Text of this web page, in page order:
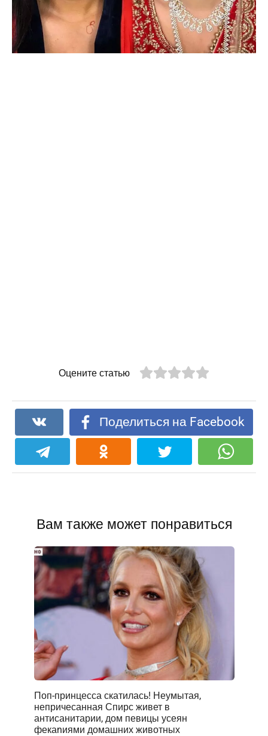
Оцените статью
Поделиться на Facebook
Вам также может понравиться
Поп-принцесса скатилась! Неумытая,
непричесанная Спирс живет в
антисанитарии, дом певицы усеян
фекаnиями домашних животных